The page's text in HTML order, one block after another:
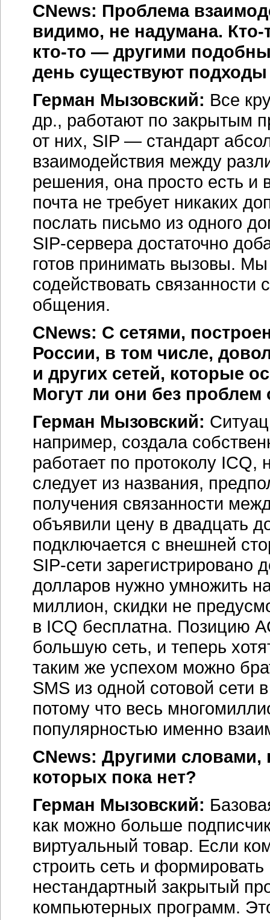
CNews: Проблема
видимо, не надумана. Кто-
кто-то — другими
день существуют
Герман Мызовский: Все
др., работают по закрытым
от них, SIP — стандарт
взаимодействия между
решения, она просто есть и
почта не требует никаких
послать письмо из одного
SIP-серверадостаточно
готов принимать вызовы. Мы
содействовать
общения.
CNews: С сетями,
России, в том числе,
и других сетей, которые
Могут ли они без проблем
Герман Мызовский:
например, создала
работает по протоколу
следует из названия,
получения связанности
объявили цену в двадцать
подключается с внешней
SIP-сети зарегистрировано
долларов нужно умножить
миллион, скидки не
в ICQ бесплатна. Позицию
большую сеть, и теперь
таким же успехом можно
SMS из одной сотовой сети
потому что весь
популярностью именно
CNews: Другими
которых пока нет?
Герман Мызовский:
как можно больше
виртуальный товар. Если
строить сеть и формировать
нестандартный закрытый
компьютерных программ.